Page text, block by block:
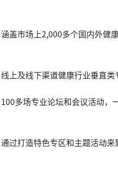
涵盖市场上2,000多个国内外健
线上及线下渠道健康行业垂直
100多场专业论坛和会议活动，
通过打造特色专区和主题活动